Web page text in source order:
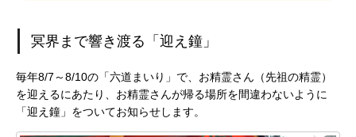
冥界まで響き渡る「迎え鐘」
毎年8/7～8/10の「六道まいり」で、お精霊さん（先祖の精霊）
を迎えるにあたり、お精霊さんが帰る場所を間違わないように
「迎え鐘」をついてお知らせします。